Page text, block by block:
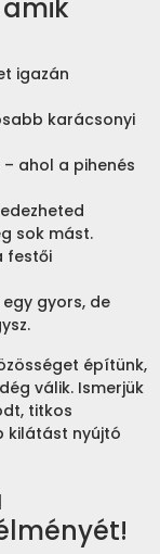
igazán
karácsonyi
ahol a pihenés
sok mást.
festői
gyors, de
építünk,
válik. Ismerjük
titkos
kilátást nyújtó